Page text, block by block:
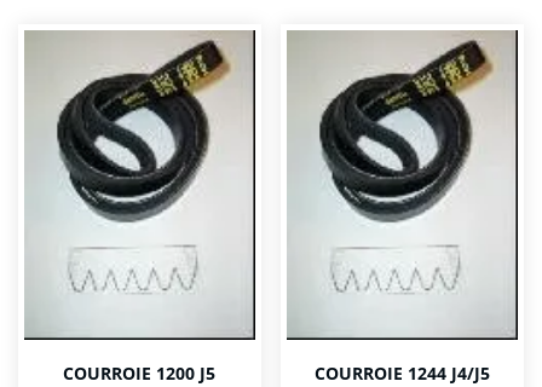
COURROIE 1200 J5 COURROIE 1244 J4/J5